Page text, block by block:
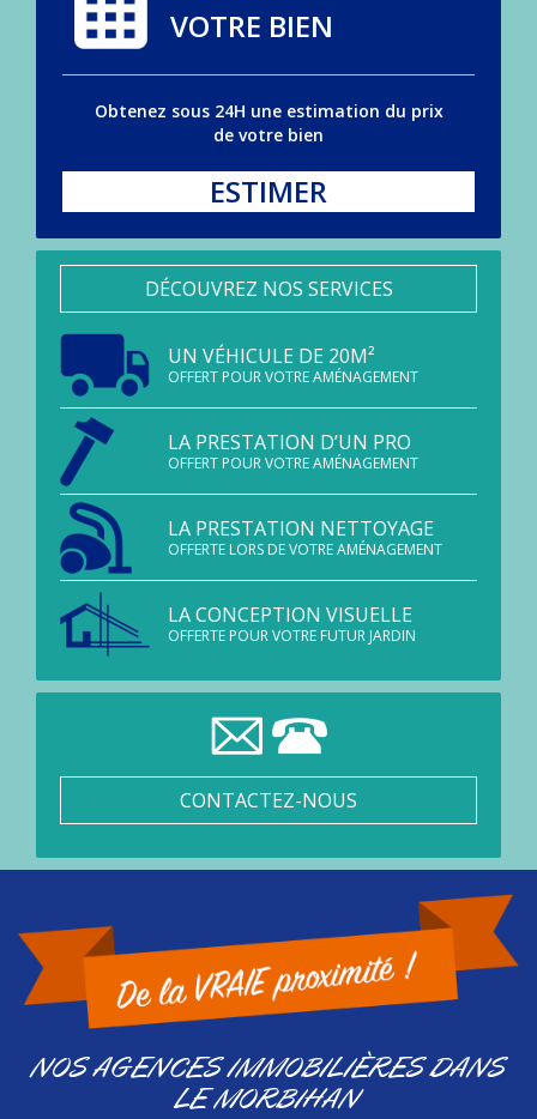
VOTRE BIEN
Obtenez sous 24H une estimation du prix
de votre bien
ESTIMER
DÉCOUVREZ NOS SERVICES
UN VÉHICULE DE 20M²
OFFERT POUR VOTRE AMÉNAGEMENT
LA PRESTATION D’UN PRO
OFFERT POUR VOTRE AMÉNAGEMENT
LA PRESTATION NETTOYAGE
OFFERTE LORS DE VOTRE AMÉNAGEMENT
LA CONCEPTION VISUELLE
OFFERTE POUR VOTRE FUTUR JARDIN
CONTACTEZ-NOUS
NOS AGENCES IMMOBILIÈRES DANS
LE MORBIHAN